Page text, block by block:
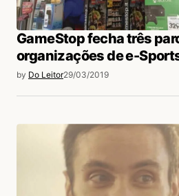
GameStop fecha três
organizações de e-
by Do Leitor29/03/2019